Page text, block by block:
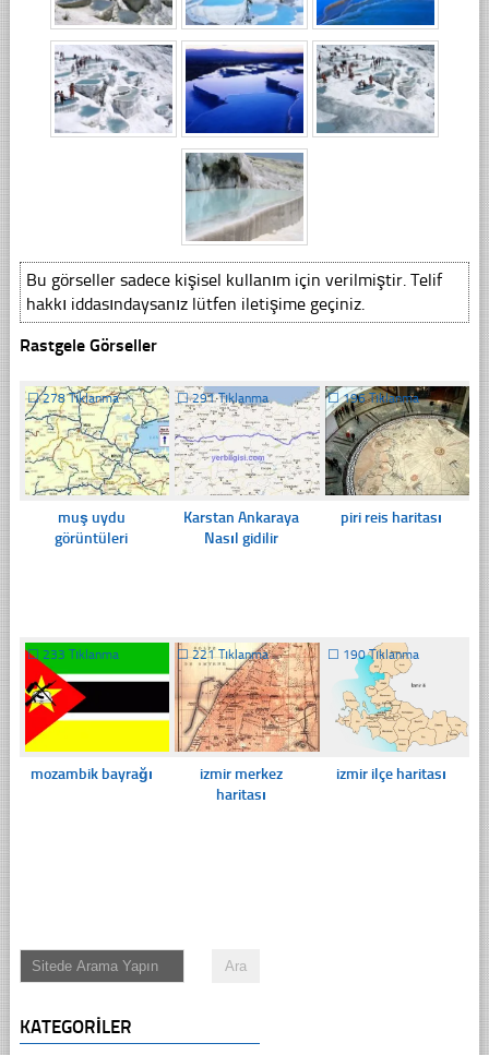
Bu görseller sadece kişisel kullanım için verilmiştir. Telif
hakkı iddasındaysanız lütfen iletişime geçiniz.
Rastgele Görseller
☐278 Tıklanma
muş uydu
görüntüleri
☐291 Tıklanma
Karstan Ankaraya
Nasıl gidilir
☐196 Tıklanma
piri reis haritası
☐ 233 Tıklanma
mozambik bayrağı
☐221 Tıklanma
izmir merkez
haritası
☐ 190 Tıklanma
izmir ilçe haritası
KATEGORILER